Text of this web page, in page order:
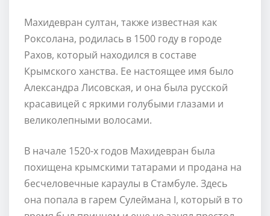
Махидевран султан, также известная как
Роксолана, родилась в 1500 году в городе
Рахов, который находился в составе
Крымского ханства. Ее настоящее имя было
Александра Лисовская, и она была русской
красавицей с яркими голубыми глазами и
великолепными волосами.
В начале 1520-х годов Махидевран была
похищена крымскими татарами и продана на
бесчеловечные караулы в Стамбуле. Здесь
она попала в гарем Сулеймана I, который в то